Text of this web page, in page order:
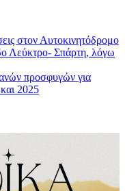
στον Αυτοκινητόδρομο
Λεύκτρο- Σπάρτη, λόγω
προσφυγών για
2025